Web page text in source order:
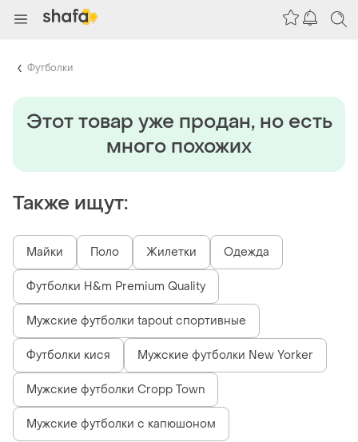
Футболки
Этот товар уже продан, но есть
много похожих
Также ищут:
Майки Поло Жилетки Одежда
Футболки H&m Premium Quality
Мужские футболки tapout спортивные
Футболки кися Мужские футболки New Yorker
Мужские футболки Cropp Town
Мужские футболки с капюшоном